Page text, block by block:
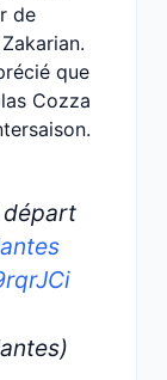
de
que
Cozza
départ